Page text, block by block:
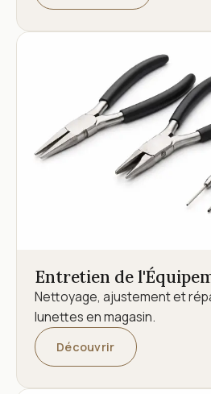
Entretien de
Nettoyage, ajustement et
lunettes en magasin.
Découvrir